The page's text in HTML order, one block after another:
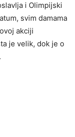
i Olimpijski
svim damama
akciji
je velik, dok je o